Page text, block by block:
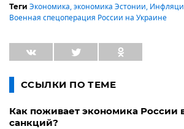
Теги Экономика,экономика Эстонии,
Военная спецоперация России на Украине
ССЫЛКИ ПО ТЕМЕ
Как поживает экономика России
санкций?